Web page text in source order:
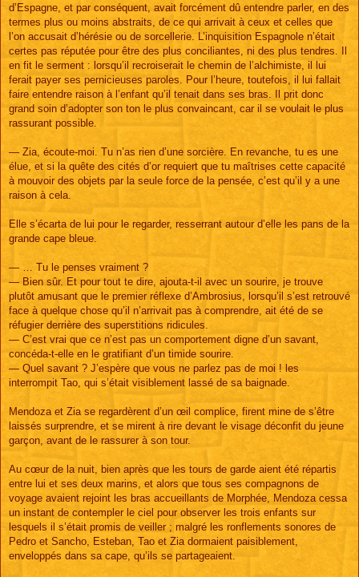
d’Espagne, et par conséquent, avait forcément dû entendre parler, en des
termes plus ou moins abstraits, de ce qui arrivait à ceux et celles que
l’on accusait d’hérésie ou de sorcellerie. L’inquisition Espagnole n’était
certes pas réputée pour être des plus conciliantes, ni des plus tendres. Il
en fit le serment : lorsqu’il recroiserait le chemin de l’alchimiste, il lui
ferait payer ses pernicieuses paroles. Pour l’heure, toutefois, il lui fallait
faire entendre raison à l’enfant qu’il tenait dans ses bras. Il prit donc
grand soin d’adopter son ton le plus convaincant, car il se voulait le plus
rassurant possible.
— Zia, écoute-moi. Tu n’as rien d’une sorcière. En revanche, tu es une
élue, et si la quête des cités d’or requiert que tu maîtrises cette capacité
à mouvoir des objets par la seule force de la pensée, c’est qu’il y a une
raison à cela.
Elle s’écarta de lui pour le regarder, resserrant autour d’elle les pans de la
grande cape bleue.
— … Tu le penses vraiment ?
— Bien sûr. Et pour tout te dire, ajouta-t-il avec un sourire, je trouve
plutôt amusant que le premier réflexe d’Ambrosius, lorsqu’il s’est retrouvé
face à quelque chose qu’il n’arrivait pas à comprendre, ait été de se
réfugier derrière des superstitions ridicules.
— C’est vrai que ce n’est pas un comportement digne d’un savant,
concéda-t-elle en le gratifiant d’un timide sourire.
— Quel savant ? J’espère que vous ne parlez pas de moi ! les
interrompit Tao, qui s’était visiblement lassé de sa baignade.
Mendoza et Zia se regardèrent d’un œil complice, firent mine de s’être
laissés surprendre, et se mirent à rire devant le visage déconfit du jeune
garçon, avant de le rassurer à son tour.
Au cœur de la nuit, bien après que les tours de garde aient été répartis
entre lui et ses deux marins, et alors que tous ses compagnons de
voyage avaient rejoint les bras accueillants de Morphée, Mendoza cessa
un instant de contempler le ciel pour observer les trois enfants sur
lesquels il s’était promis de veiller ; malgré les ronflements sonores de
Pedro et Sancho, Esteban, Tao et Zia dormaient paisiblement,
enveloppés dans sa cape, qu’ils se partageaient.